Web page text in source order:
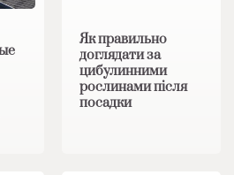
Як правильно
доглядати за
цибулинними
рослинами після
посадки